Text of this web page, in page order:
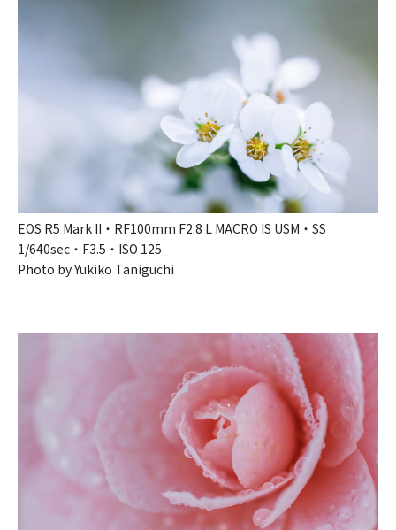
EOS R5 Mark II・RF100mm F2.8 L MACRO IS USM・SS
1/640sec・F3.5・ISO 125
Photo by Yukiko Taniguchi